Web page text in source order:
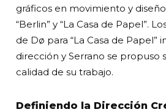
gráficos en movimiento y
“Berlin” y “La Casa de Papel”.
de Dø para “La Casa de Papel”
dirección y Serrano se propuso
calidad de su trabajo.
Definiendo la Dirección